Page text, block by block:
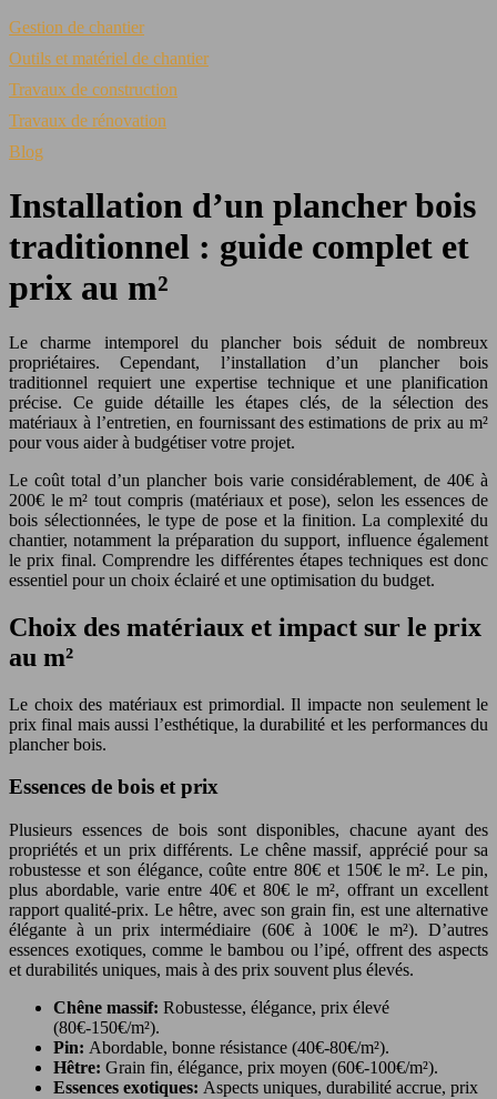
Gestion de chantier
Outils et matériel de chantier
Travaux de construction
Travaux de rénovation
Blog
Installation d’un plancher bois
traditionnel : guide complet et
prix au m²
Le charme intemporel du plancher bois séduit de nombreux
propriétaires. Cependant, l’installation d’un plancher bois
traditionnel requiert une expertise technique et une planification
précise. Ce guide détaille les étapes clés, de la sélection des
matériaux à l’entretien, en fournissant des estimations de prix au m²
pour vous aider à budgétiser votre projet.
Le coût total d’un plancher bois varie considérablement, de 40€ à
200€ le m² tout compris (matériaux et pose), selon les essences de
bois sélectionnées, le type de pose et la finition. La complexité du
chantier, notamment la préparation du support, influence également
le prix final. Comprendre les différentes étapes techniques est donc
essentiel pour un choix éclairé et une optimisation du budget.
Choix des matériaux et impact sur le prix
au m²
Le choix des matériaux est primordial. Il impacte non seulement le
prix final mais aussi l’esthétique, la durabilité et les performances du
plancher bois.
Essences de bois et prix
Plusieurs essences de bois sont disponibles, chacune ayant des
propriétés et un prix différents. Le chêne massif, apprécié pour sa
robustesse et son élégance, coûte entre 80€ et 150€ le m². Le pin,
plus abordable, varie entre 40€ et 80€ le m², offrant un excellent
rapport qualité-prix. Le hêtre, avec son grain fin, est une alternative
élégante à un prix intermédiaire (60€ à 100€ le m²). D’autres
essences exotiques, comme le bambou ou l’ipé, offrent des aspects
et durabilités uniques, mais à des prix souvent plus élevés.
Chêne massif: Robustesse, élégance, prix élevé
(80€-150€/m²).
Pin: Abordable, bonne résistance (40€-80€/m²).
Hêtre: Grain fin, élégance, prix moyen (60€-100€/m²).
Essences exotiques: Aspects uniques, durabilité accrue, prix